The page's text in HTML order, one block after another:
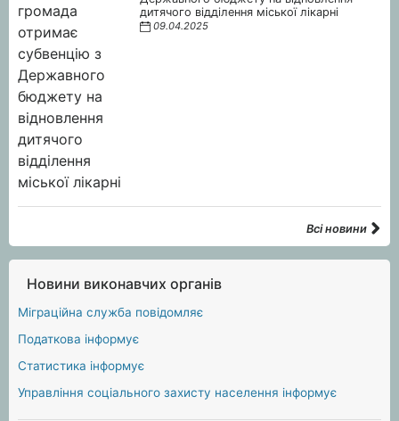
дитячого відділення міської лікарні
09.04.2025
Всі новини
Новини виконавчих органів
Міграційна служба повідомляє
Податкова інформує
Статистика інформує
Управління соціального захисту населення інформує